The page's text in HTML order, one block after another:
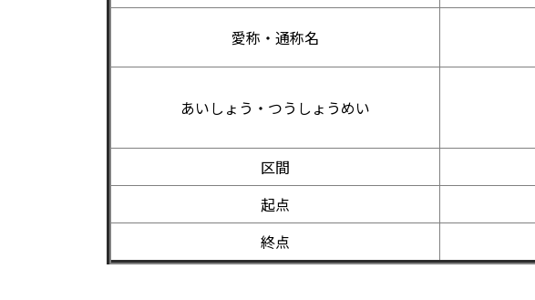
愛称・通称名
あいしょう・つうしょうめい
区間
起点
終点